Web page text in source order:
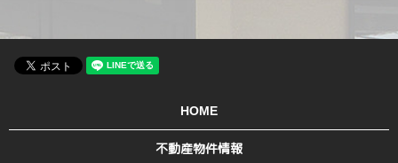
HOME
不動産物件情報